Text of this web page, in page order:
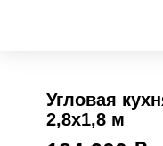
Клиентам
Угловая
2,8х1,8 м